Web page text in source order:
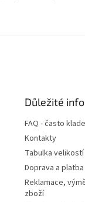
Důležité
FAQ - často
Kontakty
Tabulka velikostí
Doprava a platba
Reklamace,
zboží